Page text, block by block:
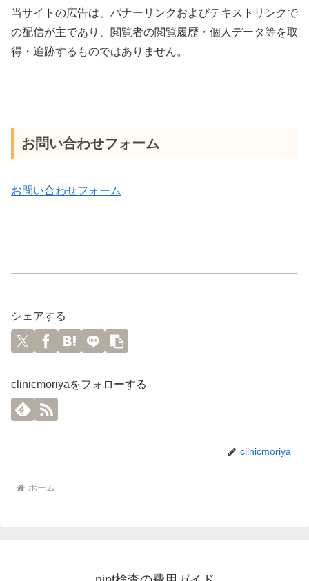
当サイトの広告は、バナーリンクおよびテキストリンクで
の配信が主であり、閲覧者の閲覧履歴・個人データ等を取
得・追跡するものではありません。
お問い合わせフォーム
お問い合わせフォーム
シェアする
clinicmoriyaをフォローする
clinicmoriya
ホーム